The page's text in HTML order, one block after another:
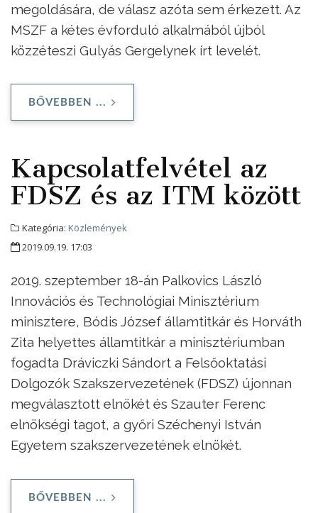
megoldására, de válasz azóta sem érkezett. Az
MSZF a kétes évforduló alkalmából újból
közzéteszi Gulyás Gergelynek írt levelét.
BŐVEBBEN ...
Kapcsolatfelvétel az
FDSZ és az ITM között
Kategória: Közlemények
2019.09.19. 17:03
2019. szeptember 18-án Palkovics László
Innovációs és Technológiai Minisztérium
minisztere, Bódis József államtitkár és Horváth
Zita helyettes államtitkár a minisztériumban
fogadta Dráviczki Sándort a Felsőoktatási
Dolgozók Szakszervezetének (FDSZ) újonnan
megválasztott elnökét és Szauter Ferenc
elnökségi tagot, a győri Széchenyi István
Egyetem szakszervezetének elnökét.
BŐVEBBEN ...